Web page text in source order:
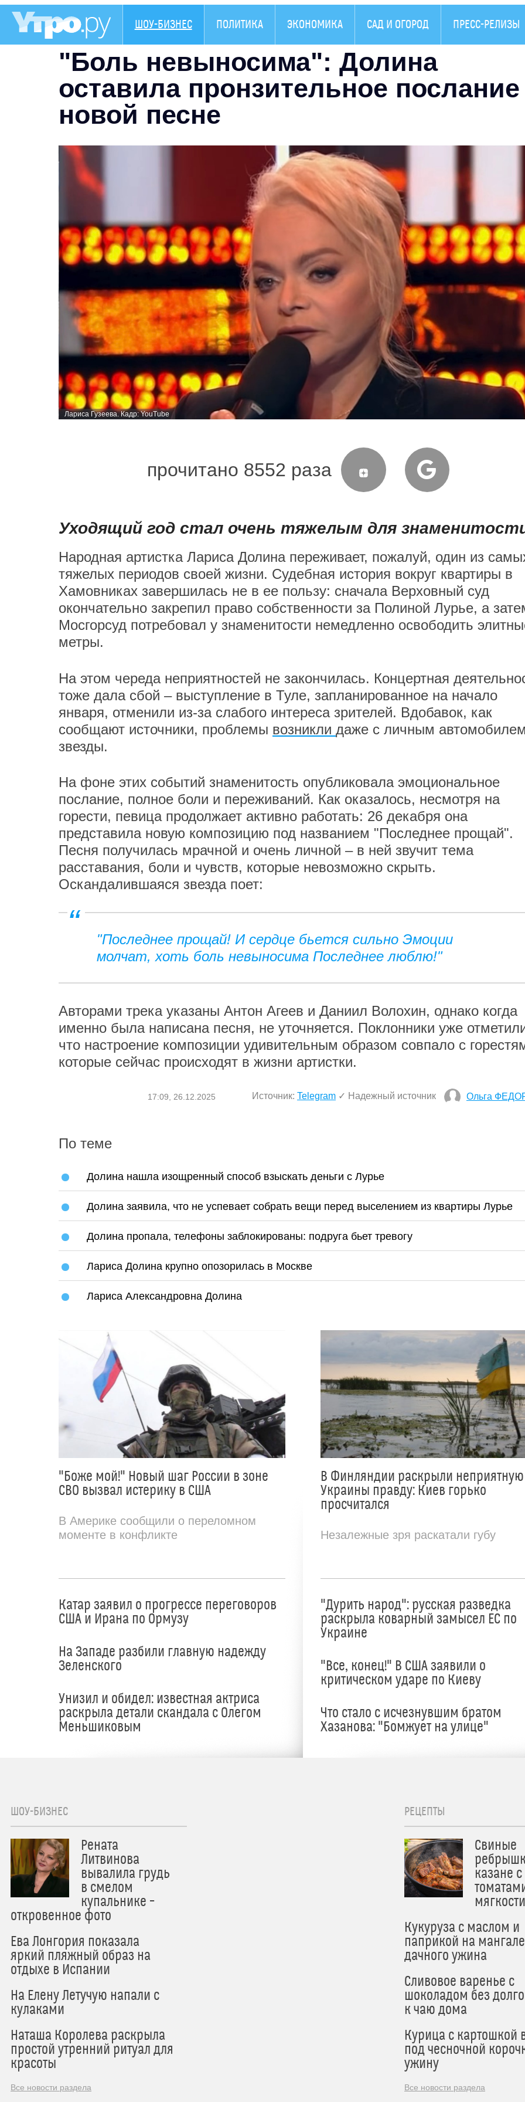
ШОУ-БИЗНЕС ПОЛИТИКА ЭКОНОМИКА САД И ОГОРОД ПРЕСС-РЕЛИЗЫ
"Боль невыносима": Долина
оставила пронзительное
новой песне
Лариса Гузеева. Кадр: YouTube
прочитано 8552 раза
Уходящий год стал очень тяжелым для
Народная артистка Лариса Долина переживает, пожалуй, один из
тяжелых периодов своей жизни. Судебная история вокруг квартиры в
Хамовниках завершилась не в ее пользу: сначала Верховный суд
окончательно закрепил право собственности за Полиной Лурье, а
Мосгорсуд потребовал у знаменитости немедленно освободить
метры.
На этом череда неприятностей не закончилась. Концертная
тоже дала сбой – выступление в Туле, запланированное на начало
января, отменили из-за слабого интереса зрителей. Вдобавок, как
сообщают источники, проблемы возникли даже с личным
звезды.
На фоне этих событий знаменитость опубликовала эмоциональное
послание, полное боли и переживаний. Как оказалось, несмотря на
горести, певица продолжает активно работать: 26 декабря она
представила новую композицию под названием "Последнее прощай".
Песня получилась мрачной и очень личной – в ней звучит тема
расставания, боли и чувств, которые невозможно скрыть.
Оскандалившаяся звезда поет:
"Последнее прощай! И сердце бьется сильно Эмоции
молчат, хоть боль невыносима Последнее люблю!"
Авторами трека указаны Антон Агеев и Даниил Волохин, однако когда
именно была написана песня, не уточняется. Поклонники уже
что настроение композиции удивительным образом совпало с
которые сейчас происходят в жизни артистки.
17:09, 26.12.2025 Источник: Telegram ✓ Надежный источник Ольга
По теме
Долина нашла изощренный способ взыскать деньги с Лурье
Долина заявила, что не успевает собрать вещи перед выселением из квартиры Лурье
Долина пропала, телефоны заблокированы: подруга бьет тревогу
Лариса Долина крупно опозорилась в Москве
Лариса Александровна Долина
"Боже мой!" Новый шаг России в зоне
СВО вызвал истерику в США
В Америке сообщили о переломном
моменте в конфликте
Катар заявил о прогрессе переговоров
США и Ирана по Ормузу
На Западе разбили главную надежду
Зеленского
Унизил и обидел: известная актриса
раскрыла детали скандала с Олегом
Меньшиковым
В Финляндии раскрыли
Украины правду: Киев горько
просчитался
Незалежные зря раскатали губу
"Дурить народ": русская разведка
раскрыла коварный замысел ЕС по
Украине
"Все, конец!" В США заявили о
критическом ударе по Киеву
Что стало с исчезнувшим братом
Хазанова: "Бомжует на улице"
ШОУ-БИЗНЕС
Рената
Литвинова
вывалила грудь
в смелом
купальнике –
откровенное фото
Ева Лонгория показала
яркий пляжный образ на
отдыхе в Испании
На Елену Летучую напали с
кулаками
Наташа Королева раскрыла
простой утренний ритуал для
красоты
Все новости раздела
РЕЦЕПТЫ
Свиные
казане
мягкости
Кукуруза с маслом и
паприкой на
дачного ужина
Сливовое варенье с
шоколадом без
к чаю дома
Курица с картошкой
под чесночной
ужину
Все новости раздела